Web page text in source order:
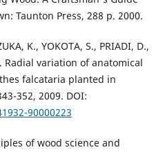
Taunton Press, 288 p. 2000.
K., YOKOTA, S., PRIADI, D.,
Radial variation of anatomical
falcataria planted in
352, 2009. DOI:
90000223
of wood science and